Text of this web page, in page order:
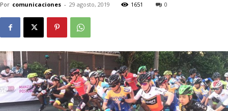
Por comunicaciones - 29 agosto, 2019 1651 0